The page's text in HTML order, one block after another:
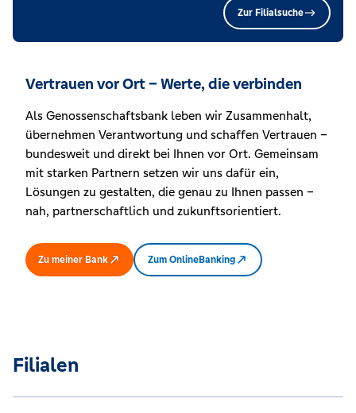
Zur Filialsuche
Vertrauen vor Ort – Werte, die verbinden
Als Genossenschaftsbank leben wir Zusammenhalt,
übernehmen Verantwortung und schaffen Vertrauen –
bundesweit und direkt bei Ihnen vor Ort. Gemeinsam
mit starken Partnern setzen wir uns dafür ein,
Lösungen zu gestalten, die genau zu Ihnen passen –
nah, partnerschaftlich und zukunftsorientiert.
Zu meiner Bank Zum OnlineBanking
Filialen